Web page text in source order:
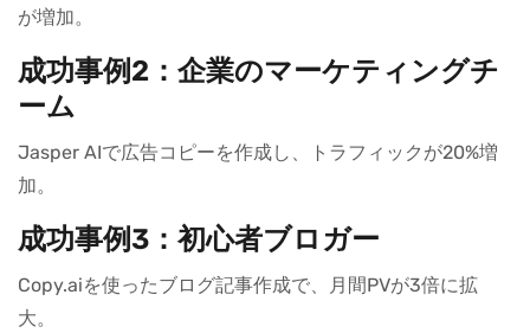
が増加。
成功事例2：企業のマーケティングチ
ーム
Jasper AIで広告コピーを作成し、トラフィックが20%増
加。
成功事例3：初心者ブロガー
Copy.aiを使ったブログ記事作成で、月間PVが3倍に拡
大。